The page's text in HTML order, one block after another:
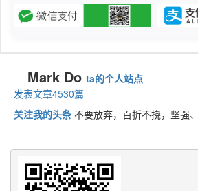
Mark Do ta的个人站点
发表文章4530篇
关注我的头条 不要放弃，百折不挠，坚强、